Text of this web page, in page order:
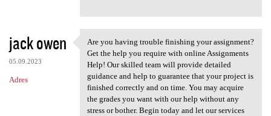
jack owen
05.09.2023
Adres
Are you having trouble
Are you having trouble finishing your assignment?
Get the help you require with online Assignments
Help! Our skilled team will provide detailed
guidance and help to guarantee that your project is
finished correctly and on time. You may acquire
the grades you want with our help without any
stress or bother. Begin today and let our services